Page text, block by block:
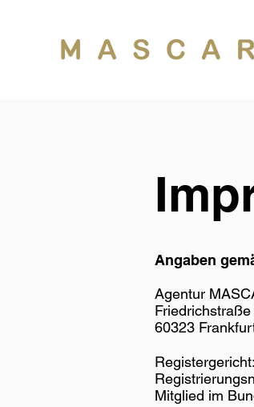
Angaben
Agentur
Friedrichstraße
60323
Mitglied im